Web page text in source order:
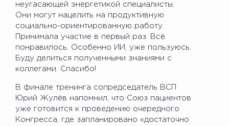
неугасающей энергетикой специалисты.
Они могут нацелить на продуктивную
социально-ориентированную работу.
Принимала участие в первый раз. Всё
понравилось. Особенно ИИ, уже пользуюсь.
Буду делиться полученными знаниями с
коллегами. Спасибо!
В финале тренинга сопредседатель ВСП
Юрий Жулёв напомнил, что Союз пациентов
уже готовится к проведению очередного
Конгресса, где запланировано «достаточно